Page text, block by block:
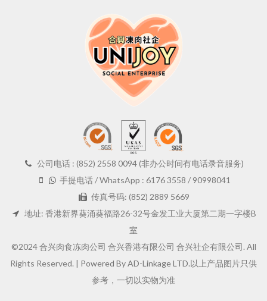
公司电话 : (852) 2558 0094 (非办公时间有电话录音服务)
手提电话 / WhatsApp : 6176 3558 / 90998041
传真号码: (852) 2889 5669
地址: 香港新界葵涌葵福路26-32号金发工业大厦第二期一字楼B
室
©2024 合兴肉食冻肉公司 合兴香港有限公司 合兴社企有限公司. All
Rights Reserved. | Powered By AD-Linkage LTD.以上产品图片只供
参考，一切以实物为准